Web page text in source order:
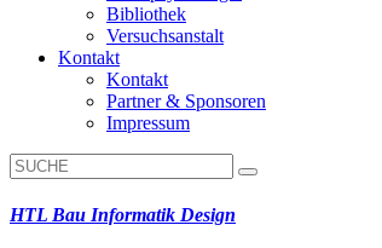
Bibliothek
Versuchsanstalt
Kontakt
Kontakt
Partner & Sponsoren
Impressum
HTL Bau Informatik Design